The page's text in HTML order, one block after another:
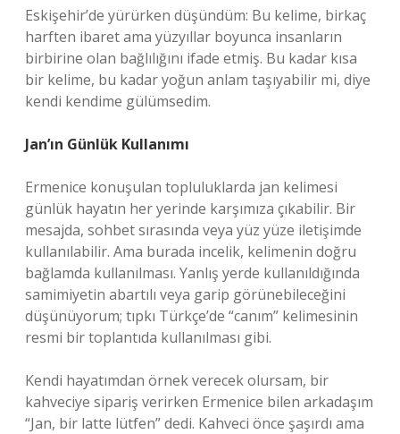
Eskişehir’de yürürken düşündüm: Bu kelime, birkaç
harften ibaret ama yüzyıllar boyunca insanların
birbirine olan bağlılığını ifade etmiş. Bu kadar kısa
bir kelime, bu kadar yoğun anlam taşıyabilir mi, diye
kendi kendime gülümsedim.
Jan’ın Günlük Kullanımı
Ermenice konuşulan topluluklarda jan kelimesi
günlük hayatın her yerinde karşımıza çıkabilir. Bir
mesajda, sohbet sırasında veya yüz yüze iletişimde
kullanılabilir. Ama burada incelik, kelimenin doğru
bağlamda kullanılması. Yanlış yerde kullanıldığında
samimiyetin abartılı veya garip görünebileceğini
düşünüyorum; tıpkı Türkçe’de “canım” kelimesinin
resmi bir toplantıda kullanılması gibi.
Kendi hayatımdan örnek verecek olursam, bir
kahveciye sipariş verirken Ermenice bilen arkadaşım
“Jan, bir latte lütfen” dedi. Kahveci önce şaşırdı ama